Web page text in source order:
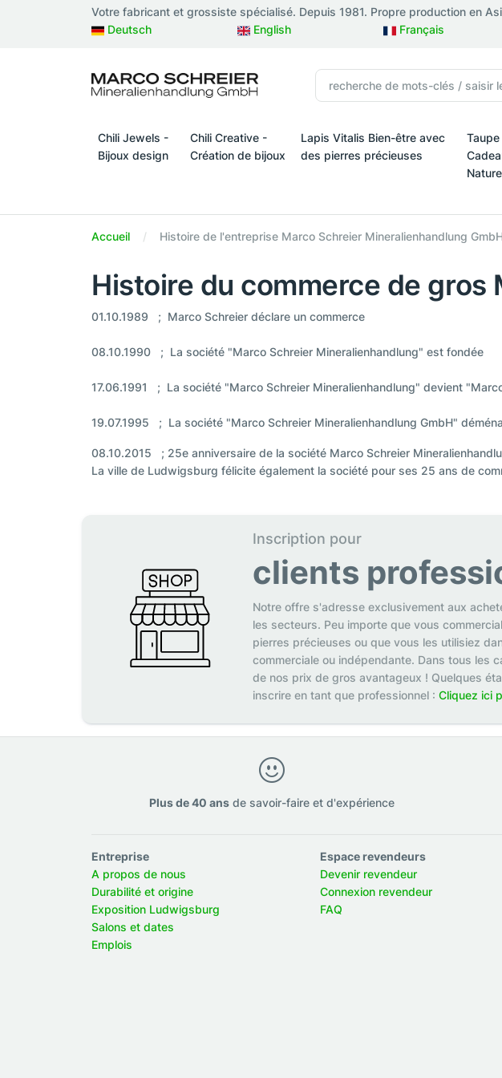
Votre fabricant et grossiste spécialisé. Depuis 1981. Propre production en
Deutsch
English Français
Chili Jewels -
Bijoux design
Chili Creative -
Création de bijoux
Lapis Vitalis Bien-être avec
des pierres précieuses
Nature
Accueil Histoire de l'entreprise Marco Schreier Mineralienhandlung
Histoire du commerce de gros
01.10.1989 ; Marco Schreier déclare un commerce
08.10.1990 ; La société "Marco Schreier Mineralienhandlung" est fondée
17.06.1991 ; La société "Marco Schreier Mineralienhandlung" devient
19.07.1995 ; La société "Marco Schreier Mineralienhandlung GmbH"
08.10.2015 ; 25e anniversaire de la société Marco Schreier
La ville de Ludwigsburg félicite également la société pour ses 25 ans de
Inscription pour
clients
Notre offre s'adresse exclusivement aux
les secteurs. Peu importe que vous
pierres précieuses ou que vous les utilisiez
commerciale ou indépendante. Dans tous les
de nos prix de gros avantageux ! Quelques
inscrire en tant que professionnel : Cliquez ici
Plus de 40 ans de savoir-faire et d'expérience
Entreprise
A propos de nous
Durabilité et origine
Exposition Ludwigsburg
Salons et dates
Emplois
Espace revendeurs
Devenir revendeur
Connexion revendeur
FAQ